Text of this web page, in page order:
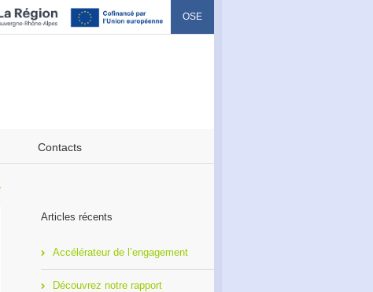
OSE
Contacts
Articles récents
Accélérateur de l’engagement
Découvrez notre rapport